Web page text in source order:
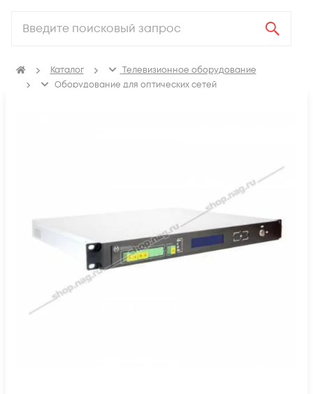
Каталог
Телевизионное оборудование
Оборудование для оптических сетей